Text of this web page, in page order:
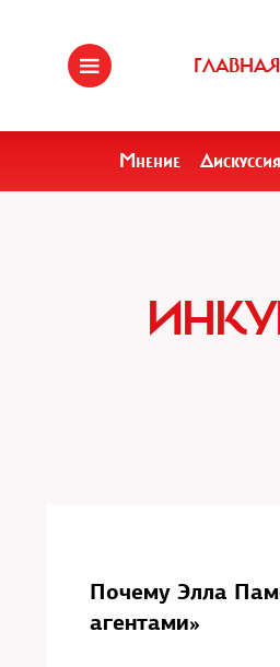
ГЛАВНАЯ
Мнение Дискуссия
Почему Элла
агентами»